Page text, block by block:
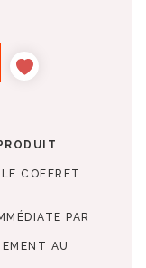
COFFRET
PAR
AU